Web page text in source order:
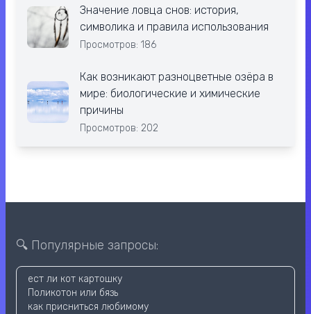
Значение ловца снов: история,
символика и правила использования
Просмотров: 186
Как возникают разноцветные озёра в
мире: биологические и химические
причины
Просмотров: 202
🔍 Популярные запросы:
ест ли кот картошку
Поликотон или бязь
как присниться любимому